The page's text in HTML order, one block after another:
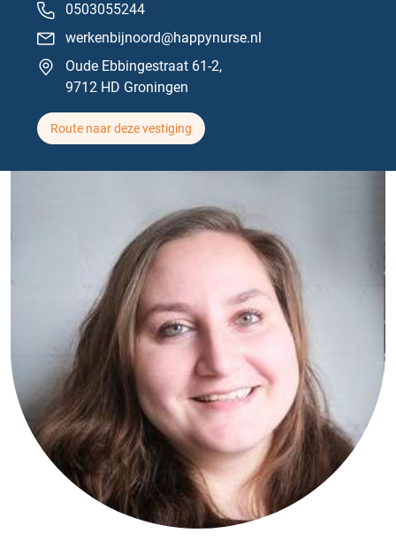
0503055244
werkenbijnoord@happynurse.nl
Oude Ebbingestraat 61-2,
9712 HD Groningen
Route naar deze vestiging